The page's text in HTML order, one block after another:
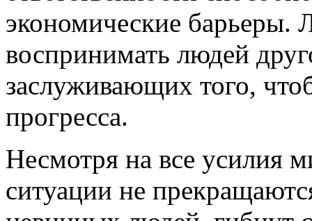
экономические
воспринимать людей
заслуживающих того,
прогресса.
Несмотря на все усилия
ситуации не